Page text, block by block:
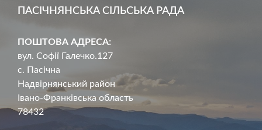
ПАСІЧНЯНСЬКА СІЛЬСЬКА РАДА
ПОШТОВА АДРЕСА:
вул. Софії Галечко.127
с. Пасічна
Надвірнянський район
Івано-Франківська область
78432